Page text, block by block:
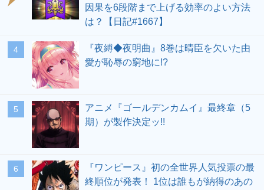
因果を6段階まで上げる効率のよい方法
は？【日記#1667】
『夜縛◆夜明曲』8巻は晴臣を欠いた由
愛が恥辱の窮地に!?
アニメ『ゴールデンカムイ』最終章（5
期）が製作決定ッ!!
『ワンピース』初の全世界人気投票の最
終順位が発表！ 1位は誰もが納得のあの